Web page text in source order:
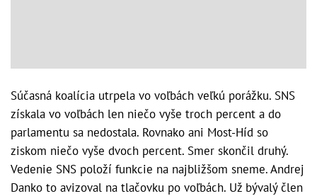
Súčasná koalícia utrpela vo voľbách veľkú porážku. SNS
získala vo voľbách len niečo vyše troch percent a do
parlamentu sa nedostala. Rovnako ani Most-Híd so
ziskom niečo vyše dvoch percent. Smer skončil druhý.
Vedenie SNS položí funkcie na najbližšom sneme. Andrej
Danko to avizoval na tlačovku po voľbách. Už bývalý člen